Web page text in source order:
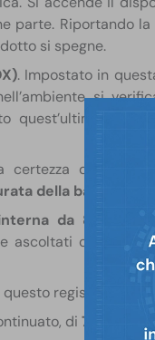
parte. Riportando
si spegne.
. Impostato in
si
la
certezza di
della batteria
da 8 GB
ascoltati con un
registratore
di 75 ore